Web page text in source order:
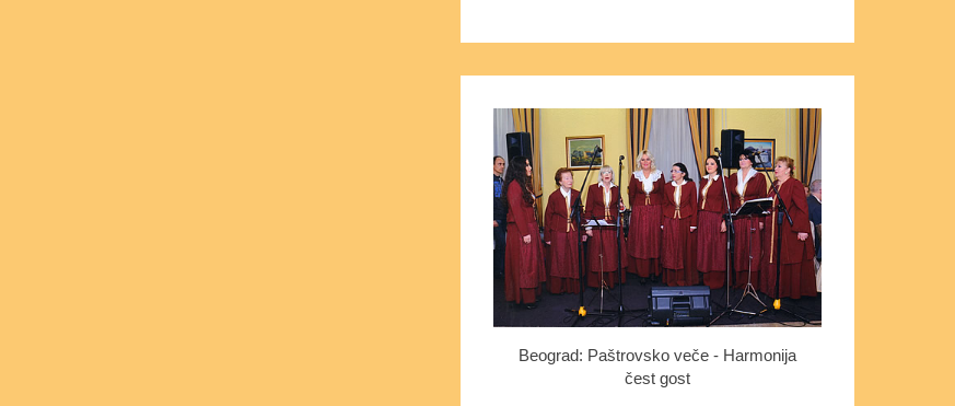
Beograd: Paštrovsko veče - Harmonija
čest gost